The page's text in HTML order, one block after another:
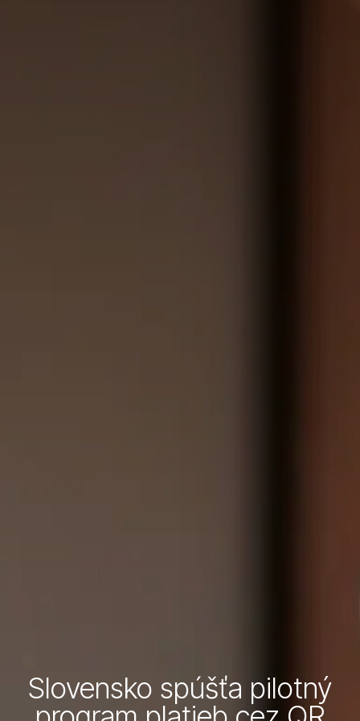
Slovensko spúšťa pilotný